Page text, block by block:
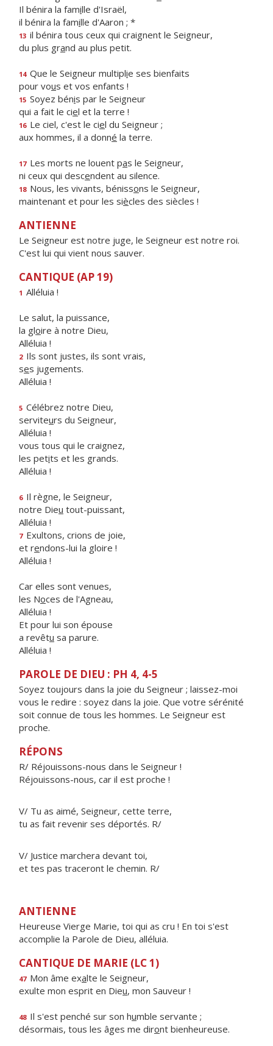
Il bénira la famille d'Israël,
il bénira la famille d'Aaron ; *
13 il bénira tous ceux qui craignent le Seigneur,
du plus grand au plus petit.
14 Que le Seigneur multiplie ses bienfaits
pour vous et vos enfants !
15 Soyez bénis par le Seigneur
qui a fait le ciel et la terre !
16 Le ciel, c'est le ciel du Seigneur ;
aux hommes, il a donné la terre.
17 Les morts ne louent pas le Seigneur,
ni ceux qui descendent au silence.
18 Nous, les vivants, bénissons le Seigneur,
maintenant et pour les siècles des siècles !
ANTIENNE
Le Seigneur est notre juge, le Seigneur est notre roi.
C'est lui qui vient nous sauver.
CANTIQUE (AP 19)
1 Alléluia !
Le salut, la puissance,
la gloire à notre Dieu,
Alléluia !
2 Ils sont justes, ils sont vrais,
ses jugements.
Alléluia !
5 Célébrez notre Dieu,
serviteurs du Seigneur,
Alléluia !
vous tous qui le craignez,
les petits et les grands.
Alléluia !
6 Il règne, le Seigneur,
notre Dieu tout-puissant,
Alléluia !
7 Exultons, crions de joie,
et rendons-lui la gloire !
Alléluia !
Car elles sont venues,
les Noces de l'Agneau,
Alléluia !
Et pour lui son épouse
a revêtu sa parure.
Alléluia !
PAROLE DE DIEU : PH 4, 4-5
Soyez toujours dans la joie du Seigneur ; laissez-moi
vous le redire : soyez dans la joie. Que votre sérénité
soit connue de tous les hommes. Le Seigneur est
proche.
RÉPONS
R/ Réjouissons-nous dans le Seigneur !
Réjouissons-nous, car il est proche !
V/ Tu as aimé, Seigneur, cette terre,
tu as fait revenir ses déportés. R/
V/ Justice marchera devant toi,
et tes pas traceront le chemin. R/
ANTIENNE
Heureuse Vierge Marie, toi qui as cru ! En toi s'est
accomplie la Parole de Dieu, alléluia.
CANTIQUE DE MARIE (LC 1)
47 Mon âme exalte le Seigneur,
exulte mon esprit en Dieu, mon Sauveur !
48 Il s'est penché sur son humble servante ;
désormais, tous les âges me diront bienheureuse.